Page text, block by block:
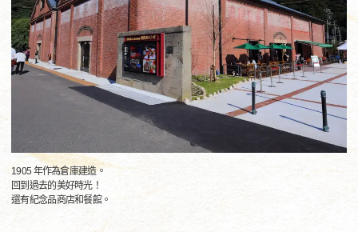
1905 年作為倉庫建造。
回到過去的美好時光！
還有紀念品商店和餐館。